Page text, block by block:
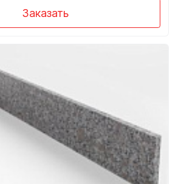
Заказать